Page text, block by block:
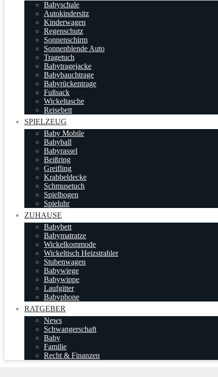
Babyschale
Autokindersitz
Kinderwagen
Regenschutz
Sonnenschirm
Sonnenblende Auto
Tragetuch
Babytragejacke
Babybauchtrage
Babyrückentrage
Fußsack
Wickeltasche
Reisebett
SPIELZEUG
Baby Mobile
Babyball
Babyrassel
Beißring
Greifling
Krabbeldecke
Schmusetuch
Spielbogen
Spieluhr
ZUHAUSE
Babybett
Babymatratze
Wickelkommode
Wickeltisch Heizstrahler
Stubenwagen
Babywiege
Babywippe
Laufgitter
Babyphone
RATGEBER
News
Schwangerschaft
Baby
Familie
Recht & Finanzen